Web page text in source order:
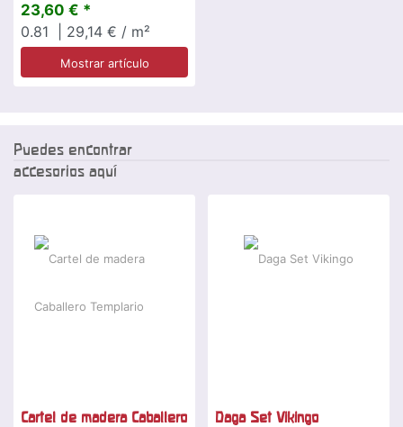
23,60 € *
0.81
| 29,14 € / m²
Mostrar artículo
Puedes encontrar
accesorios aquí
Cartel de madera Caballero
Daga Set Vikingo